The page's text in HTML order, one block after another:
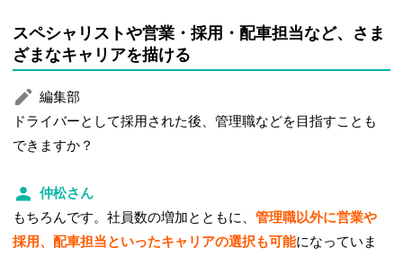
スペシャリストや営業・採用・配車担当など、さま
ざまなキャリアを描ける
編集部
ドライバーとして採用された後、管理職などを目指すことも
できますか？
仲松さん
もちろんです。社員数の増加とともに、管理職以外に営業や
採用、配車担当といったキャリアの選択も可能になっていま